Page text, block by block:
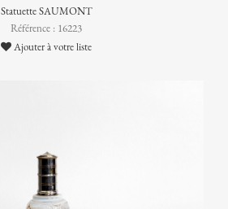
Statuette SAUMONT
Référence : 16223
Ajouter à votre liste